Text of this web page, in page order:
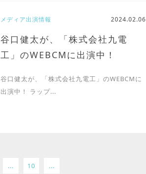
谷口健太が、「株式会社九電
工」のWEBCMに出演中！
メディア出演情報 2024.02.06
谷口健太が、「株式会社九電工」のWEBCMに
出演中！ ラップ...
... 10 ...